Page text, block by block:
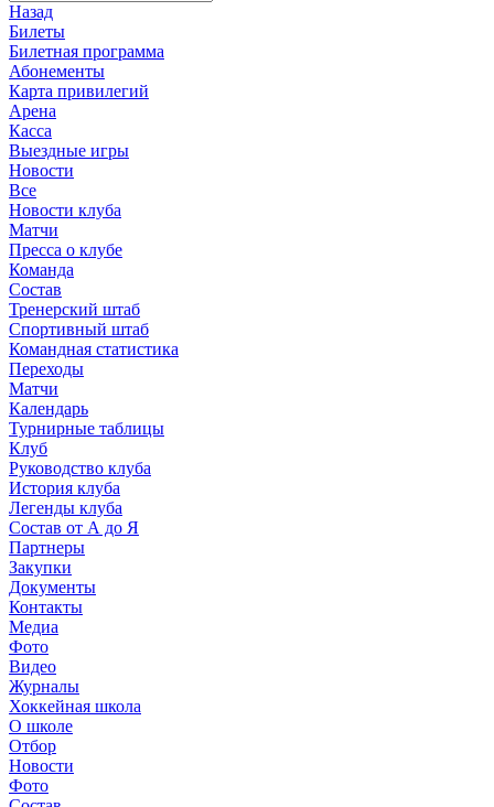
Назад
Билеты
Билетная программа
Абонементы
Карта привилегий
Арена
Касса
Выездные игры
Новости
Все
Новости клуба
Матчи
Пресса о клубе
Команда
Состав
Тренерский штаб
Спортивный штаб
Командная статистика
Переходы
Матчи
Календарь
Турнирные таблицы
Клуб
Руководство клуба
История клуба
Легенды клуба
Состав от А до Я
Партнеры
Закупки
Документы
Контакты
Медиа
Фото
Видео
Журналы
Хоккейная школа
О школе
Отбор
Новости
Фото